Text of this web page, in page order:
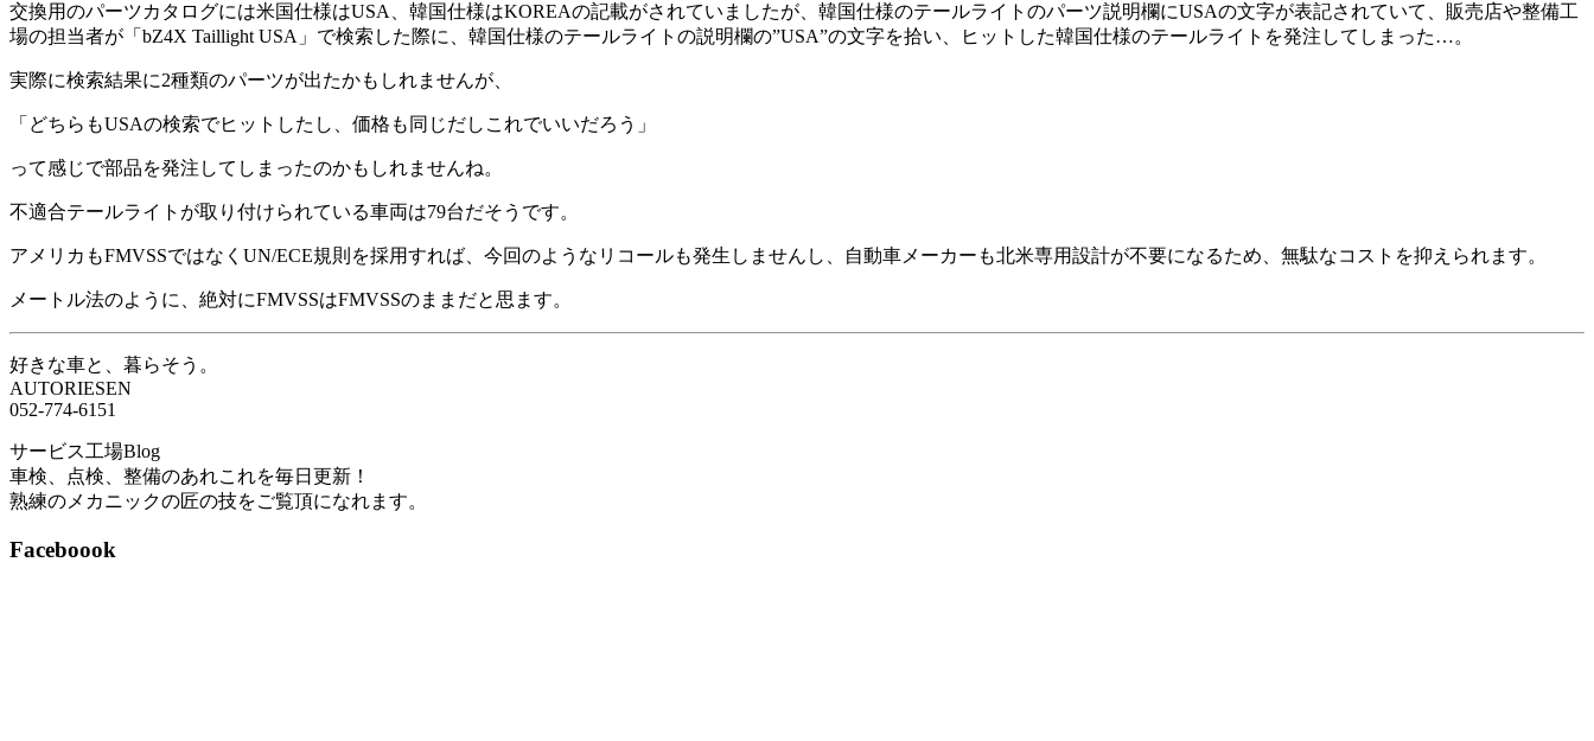
交換用のパーツカタログには米国仕様はUSA、韓国仕様はKOREAの記載がされていましたが、韓国仕様のテールライトのパーツ説明欄にUSAの文字が表記されていて、販売店や整備工
場の担当者が「bZ4X Taillight USA」で検索した際に、韓国仕様のテールライトの説明欄の”USA”の文字を拾い、ヒットした韓国仕様のテールライトを発注してしまった…。
実際に検索結果に2種類のパーツが出たかもしれませんが、
「どちらもUSAの検索でヒットしたし、価格も同じだしこれでいいだろう」
って感じで部品を発注してしまったのかもしれませんね。
不適合テールライトが取り付けられている車両は79台だそうです。
アメリカもFMVSSではなくUN/ECE規則を採用すれば、今回のようなリコールも発生しませんし、自動車メーカーも北米専用設計が不要になるため、無駄なコストを抑えられます。
メートル法のように、絶対にFMVSSはFMVSSのままだと思ます。
好きな車と、暮らそう。
AUTORIESEN
052-774-6151
サービス工場Blog
車検、点検、整備のあれこれを毎日更新！
熟練のメカニックの匠の技をご覧頂になれます。
Faceboook